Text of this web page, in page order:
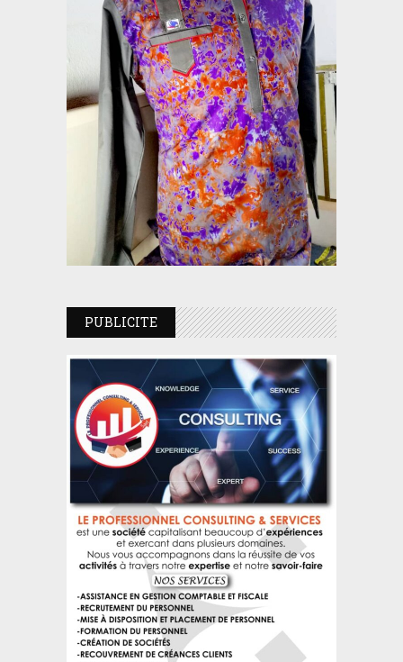
PUBLICITE